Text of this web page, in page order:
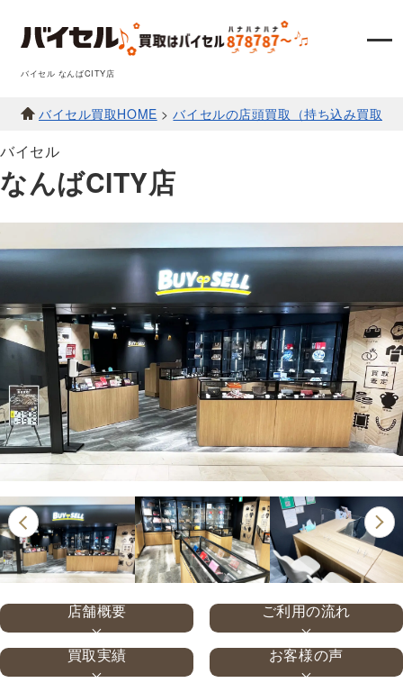
バイセル なんばCITY店
バイセル買取HOME >バイセルの店頭買取（持ち込み買取）
バイセル
なんばCITY店
店舗概要 ご利用の流れ
買取実績 お客様の声